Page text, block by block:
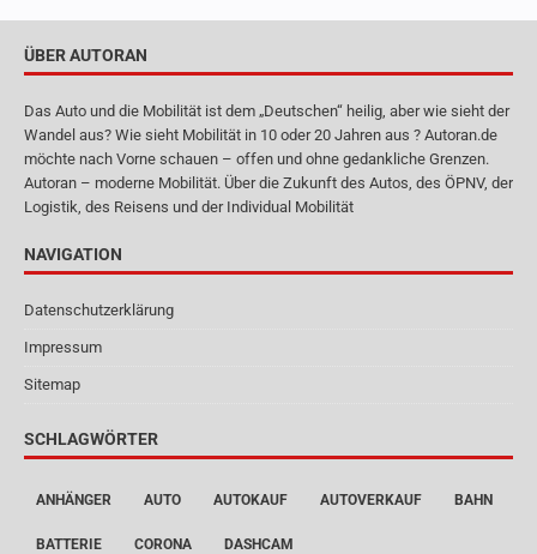
ÜBER AUTORAN
Das Auto und die Mobilität ist dem „Deutschen“ heilig, aber wie sieht der
Wandel aus? Wie sieht Mobilität in 10 oder 20 Jahren aus ? Autoran.de
möchte nach Vorne schauen – offen und ohne gedankliche Grenzen.
Autoran – moderne Mobilität. Über die Zukunft des Autos, des ÖPNV, der
Logistik, des Reisens und der Individual Mobilität
NAVIGATION
Datenschutzerklärung
Impressum
Sitemap
SCHLAGWÖRTER
ANHÄNGER AUTO AUTOKAUF AUTOVERKAUF BAHN
BATTERIE CORONA DASHCAM